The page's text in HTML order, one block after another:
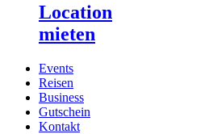
Location
mieten
Events
Reisen
Business
Gutschein
Kontakt